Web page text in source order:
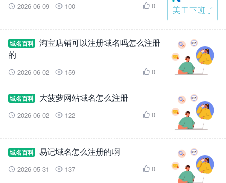
 2026-06-09  100  0
域名百科
淘宝店铺可以注册域名吗怎么注册
的
 2026-06-02  159  0
域名百科 大菠萝网站域名怎么注册
 2026-06-02  122  0
域名百科 易记域名怎么注册的啊
 2026-05-31  137  0